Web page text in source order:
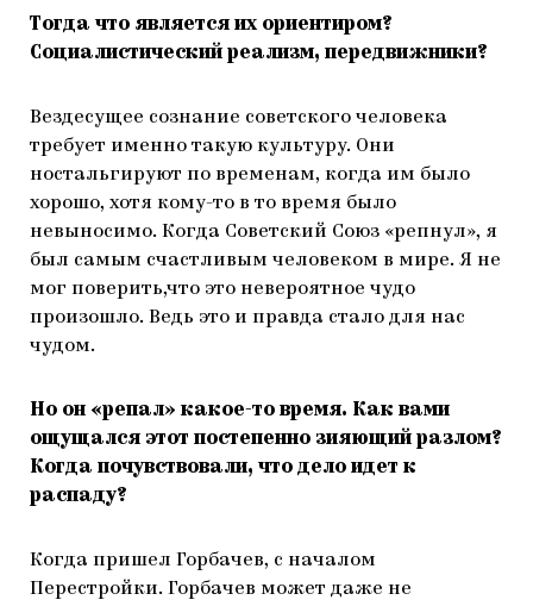
Тогда что является их ориентиром?
Социалистический реализм, передвижники?
Вездесущее сознание советского человека
требует именно такую культуру. Они
ностальгируют по временам, когда им было
хорошо, хотя кому-то в то время было
невыносимо. Когда Советский Союз «репнул», я
был самым счастливым человеком в мире. Я не
мог поверить,что это невероятное чудо
произошло. Ведь это и правда стало для нас
чудом.
Но он «репал» какое-то время. Как вами
ощущался этот постепенно зияющий разлом?
Когда почувствовали, что дело идет к
распаду?
Когда пришел Горбачев, с началом
Перестройки. Горбачев может даже не